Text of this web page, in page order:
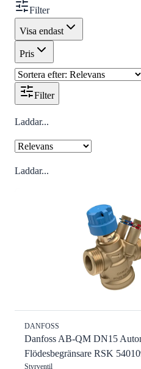
Filter
Visa endast
Pris
Filter
Laddar...
Laddar...
DANFOSS
Danfoss AB-QM DN15
Flödesbegränsare RSK
Styrventil